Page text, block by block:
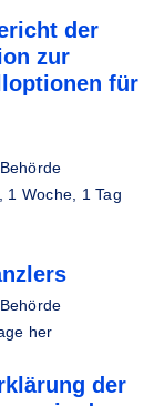
der
zur
für
1 Woche, 1 Tag
her
der